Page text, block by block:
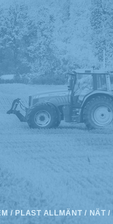
/ PLAST ALLMÄNT / NÄT /